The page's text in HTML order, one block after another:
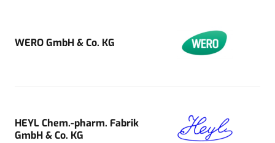
WERO GmbH & Co. KG
HEYL Chem.-pharm. Fabrik
GmbH & Co. KG